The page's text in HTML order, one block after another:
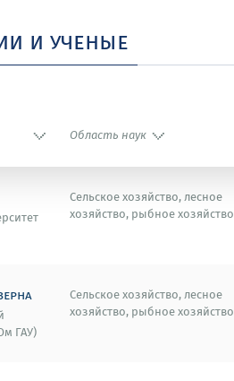
и ученые
Область наук
Сельское хозяйство, лесное
хозяйство, рыбное хозяйство
ГАУ)
Сельское хозяйство, лесное
хозяйство, рыбное хозяйство